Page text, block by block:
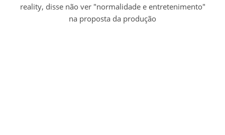
reality, disse não ver "normalidade e entretenimento"
na proposta da produção